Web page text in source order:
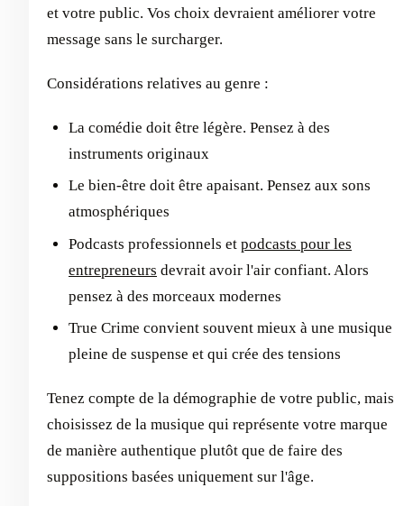
et votre public. Vos choix devraient améliorer votre
message sans le surcharger.
Considérations relatives au genre :
La comédie doit être légère. Pensez à des
instruments originaux
Le bien-être doit être apaisant. Pensez aux sons
atmosphériques
Podcasts professionnels et podcasts pour les
entrepreneurs devrait avoir l'air confiant. Alors
pensez à des morceaux modernes
True Crime convient souvent mieux à une musique
pleine de suspense et qui crée des tensions
Tenez compte de la démographie de votre public, mais
choisissez de la musique qui représente votre marque
de manière authentique plutôt que de faire des
suppositions basées uniquement sur l'âge.